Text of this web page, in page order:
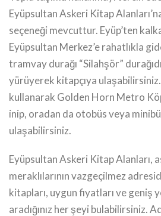
Eyüpsultan Askeri Kitap
seçeneği mevcuttur. Eyüp’ten
Eyüpsultan Merkez’e rahatlıkla
tramvay durağı “Silahşör”
yürüyerek kitapçıya
kullanarak Golden Horn Metro
inip, oradan da otobüs veya
ulaşabilirsiniz.
Eyüpsultan Askeri Kitap Alanları,
meraklılarının vazgeçilmez
kitapları, uygun fiyatları ve geniş
aradığınız her şeyi bulabilirsiniz.